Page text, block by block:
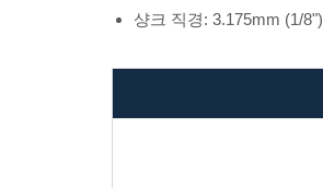
샹크 직경: 3.175mm (1/8")